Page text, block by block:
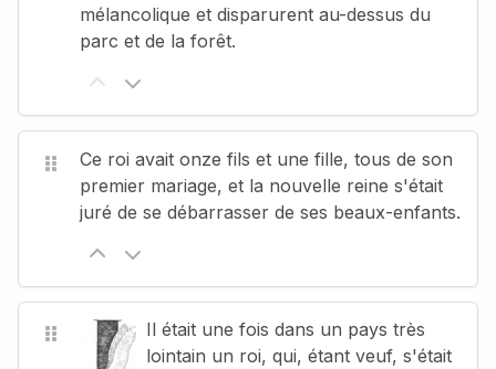
mélancolique et disparurent au-dessus du
parc et de la forêt.
Ce roi avait onze fils et une fille, tous de son
premier mariage, et la nouvelle reine s'était
juré de se débarrasser de ses beaux-enfants.
Il était une fois dans un pays très
lointain un roi, qui, étant veuf, s'était